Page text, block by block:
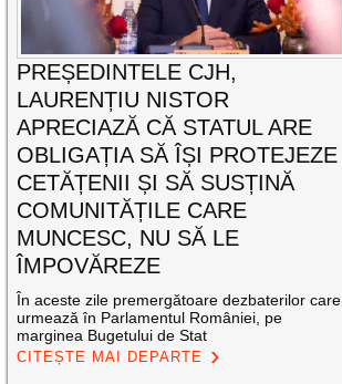
PREȘEDINTELE CJH,
LAURENȚIU NISTOR
APRECIAZĂ CĂ STATUL ARE
OBLIGAȚIA SĂ ÎȘI PROTEJEZE
CETĂȚENII ȘI SĂ SUSȚINĂ
COMUNITĂȚILE CARE
MUNCESC, NU SĂ LE
ÎMPOVĂREZE
În aceste zile premergătoare dezbaterilor care
urmează în Parlamentul României, pe
marginea Bugetului de Stat
CITEȘTE MAI DEPARTE